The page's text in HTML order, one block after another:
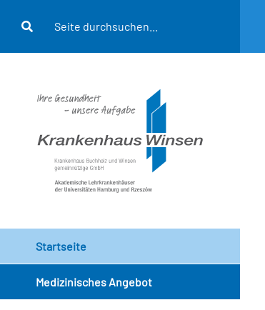
Startseite
Medizinisches Angebot